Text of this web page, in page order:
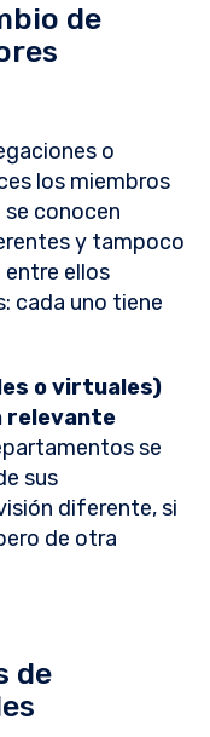
de
o
los miembros
conocen
y tampoco
ellos
cada uno tiene
o virtuales)
relevante
se
sus
diferente, si
de otra
de